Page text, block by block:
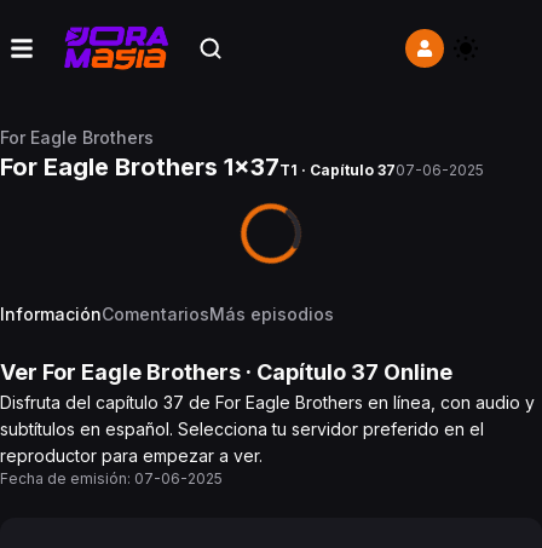
For Eagle Brothers
For Eagle Brothers 1x37T1 · Capítulo 3707-06-2025
InformaciónComentariosMás episodios
Ver For Eagle Brothers · Capítulo 37 Online
Disfruta del capítulo 37 de For Eagle Brothers en línea, con audio y
subtítulos en español. Selecciona tu servidor preferido en el
reproductor para empezar a ver.
Fecha de emisión: 07-06-2025